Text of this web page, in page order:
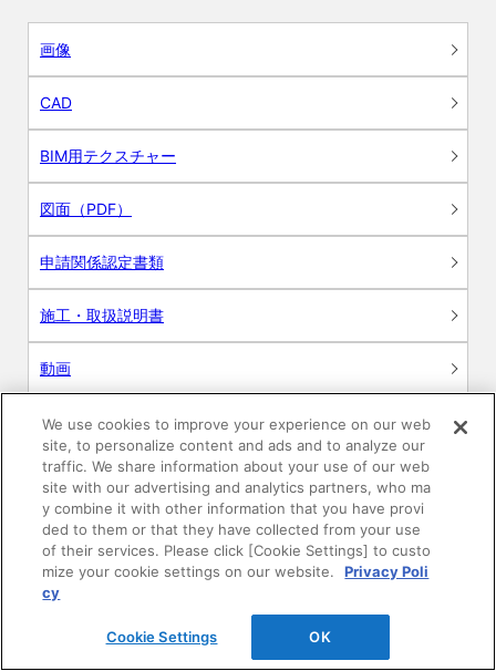
画像
CAD
BIM用テクスチャー
図面（PDF）
申請関係認定書類
施工・取扱説明書
動画
シミュレーションツール
24時間換気システム〈エアスマート〉
簡易設計見積ソフト
R&Dセンター環境測定・分析サービス
商品マスター申し込み
We use cookies to improve your experience on our web
site, to personalize content and ads and to analyze our
traffic. We share information about your use of our web
site with our advertising and analytics partners, who ma
y combine it with other information that you have provi
ded to them or that they have collected from your use
of their services. Please click [Cookie Settings] to custo
mize your cookie settings on our website.
Privacy Poli
cy
Cookie Settings OK